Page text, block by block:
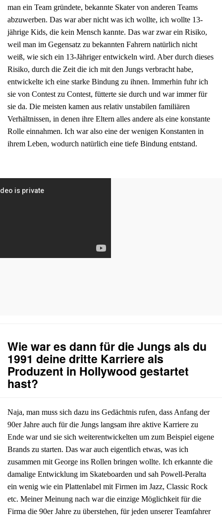
man ein Team gründete, bekannte Skater von anderen Teams
abzuwerben. Das war aber nicht was ich wollte, ich wollte 13-
jährige Kids, die kein Mensch kannte. Das war zwar ein Risiko,
weil man im Gegensatz zu bekannten Fahrern natürlich nicht
weiß, wie sich ein 13-Jähriger entwickeln wird. Aber durch dieses
Risiko, durch die Zeit die ich mit den Jungs verbracht habe,
entwickelte ich eine starke Bindung zu ihnen. Immerhin fuhr ich
sie von Contest zu Contest, fütterte sie durch und war immer für
sie da. Die meisten kamen aus relativ unstabilen familiären
Verhältnissen, in denen ihre Eltern alles andere als eine konstante
Rolle einnahmen. Ich war also eine der wenigen Konstanten in
ihrem Leben, wodurch natürlich eine tiefe Bindung entstand.
Wie war es dann für die Jungs als du
1991 deine dritte Karriere als
Produzent in Hollywood gestartet
hast?
Naja, man muss sich dazu ins Gedächtnis rufen, dass Anfang der
90er Jahre auch für die Jungs langsam ihre aktive Karriere zu
Ende war und sie sich weiterentwickelten um zum Beispiel eigene
Brands zu starten. Das war auch eigentlich etwas, was ich
zusammen mit George ins Rollen bringen wollte. Ich erkannte die
damalige Entwicklung im Skateboarden und sah Powell-Peralta
ein wenig wie ein Plattenlabel mit Firmen im Jazz, Classic Rock
etc. Meiner Meinung nach war die einzige Möglichkeit für die
Firma die 90er Jahre zu überstehen, für jeden unserer Teamfahrer